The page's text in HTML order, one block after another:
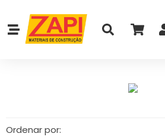
Ordenar por: